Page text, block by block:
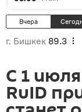
Вчера
г. Бишкек 89.3
С 1
RuID